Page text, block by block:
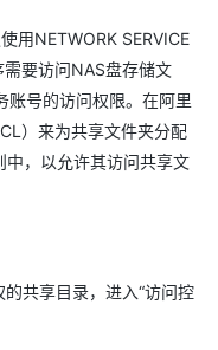
用NETWORK SERVICE
要访问NAS盘存储文
账号的访问权限。在阿里
）来为共享文件夹分配
，以允许其访问共享文
共享目录，进入“访问控